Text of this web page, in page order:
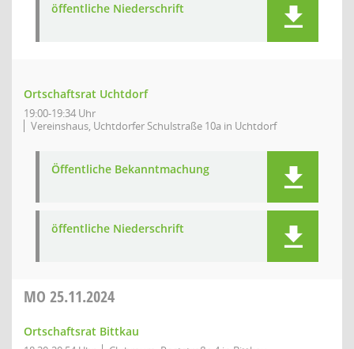
öffentliche Niederschrift
Ortschaftsrat Uchtdorf
19:00-19:34 Uhr
Vereinshaus, Uchtdorfer Schulstraße 10a in Uchtdorf
Öffentliche Bekanntmachung
öffentliche Niederschrift
MO 25.11.2024
Ortschaftsrat Bittkau